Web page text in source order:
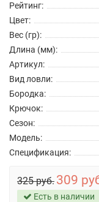
Рейтинг:
Цвет:
Вес (гр):
Длина (мм):
Артикул:
Вид ловли:
Бородка:
Крючок:
Сезон:
Модель:
Спецификация:
325 руб. 309
Есть в наличии